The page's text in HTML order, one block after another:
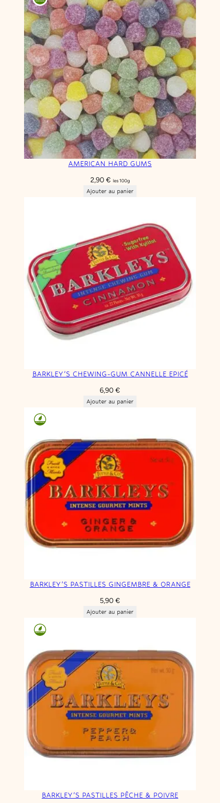
3,90 €.1,95 €.
AMERICAN HARD GUMS
2,90 € les 100g
Ajouter au panier
BARKLEY’S CHEWING-GUM CANNELLE EPICÉ
6,90 €
Ajouter au panier
BARKLEY’S PASTILLES GINGEMBRE & ORANGE
5,90 €
Ajouter au panier
BARKLEY’S PASTILLES PÊCHE & POIVRE